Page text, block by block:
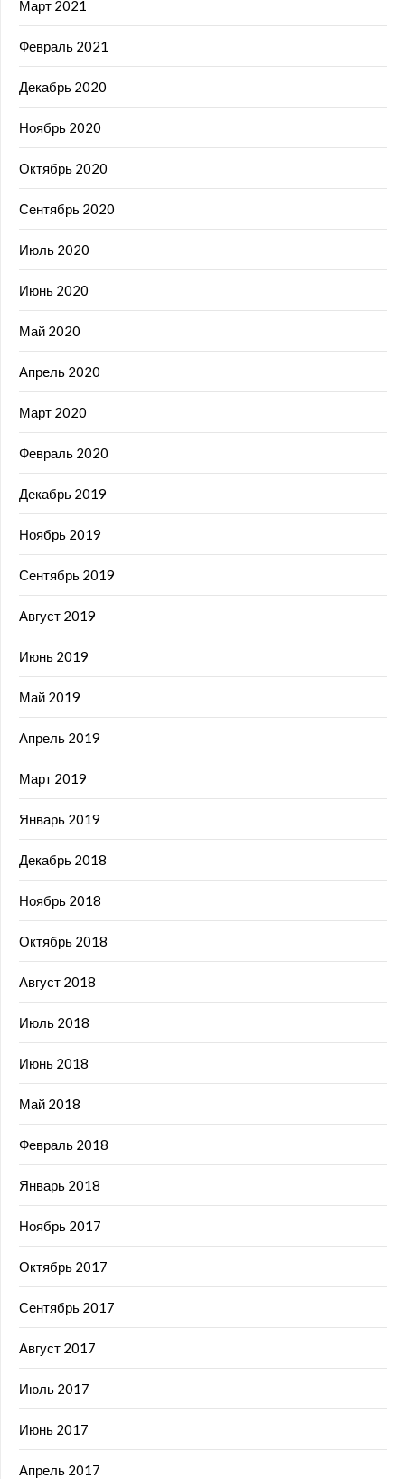
Март 2021
Февраль 2021
Декабрь 2020
Ноябрь 2020
Октябрь 2020
Сентябрь 2020
Июль 2020
Июнь 2020
Май 2020
Апрель 2020
Март 2020
Февраль 2020
Декабрь 2019
Ноябрь 2019
Сентябрь 2019
Август 2019
Июнь 2019
Май 2019
Апрель 2019
Март 2019
Январь 2019
Декабрь 2018
Ноябрь 2018
Октябрь 2018
Август 2018
Июль 2018
Июнь 2018
Май 2018
Февраль 2018
Январь 2018
Ноябрь 2017
Октябрь 2017
Сентябрь 2017
Август 2017
Июль 2017
Июнь 2017
Апрель 2017